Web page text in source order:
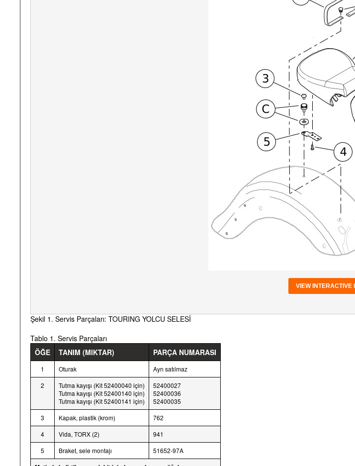
VIEW INTERACTIVE
Şekil 1. Servis Parçaları: TOURING YOLCU SELESİ
Tablo 1. Servis Parçaları
ÖĞE
TANIM (MIKTAR) PARÇA NUMARASI
1 Oturak
Ayrı satılmaz
2
Tutma kayışı (Kit 52400040 için)
Tutma kayışı (Kit 52400140 için)
Tutma kayışı (Kit 52400141 için)
52400027
52400036
52400035
3
Kapak, plastik (krom)
762
4
Vida, TORX (2)
941
5
Braket, sele montajı 51652-97A